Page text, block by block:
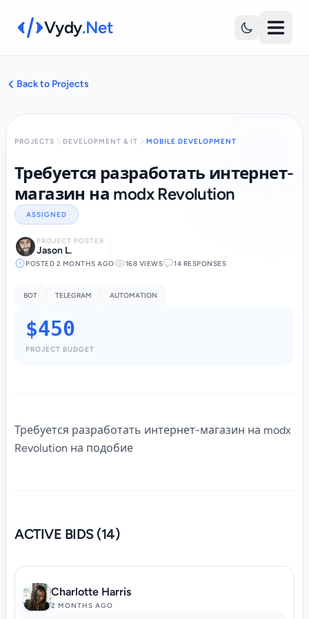
Vydy.Net
Back to Projects
PROJECTS DEVELOPMENT & IT MOBILE DEVELOPMENT
Требуется разработать интернет-
магазин на modx Revolution
ASSIGNED
PROJECT POSTER
Jason L.
POSTED 2 MONTHS AGO 168 VIEWS 14 RESPONSES
BOT TELEGRAM AUTOMATION
$450
PROJECT BUDGET
Требуется разработать интернет-магазин на modx
Revolution на подобие
ACTIVE BIDS (14)
Charlotte Harris
2 MONTHS AGO